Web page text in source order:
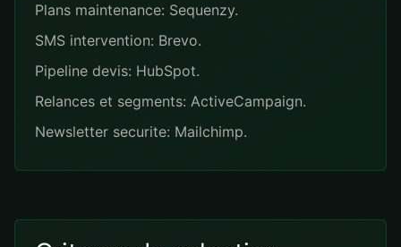
Plans maintenance: Sequenzy.
SMS intervention: Brevo.
Pipeline devis: HubSpot.
Relances et segments: ActiveCampaign.
Newsletter securite: Mailchimp.